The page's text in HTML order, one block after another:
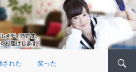
された 笑った